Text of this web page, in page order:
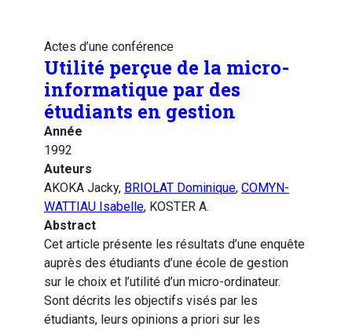
Actes d’une conférence
Utilité perçue de la micro-
informatique par des
étudiants en gestion
Année
1992
Auteurs
AKOKA Jacky, BRIOLAT Dominique, COMYN-
WATTIAU Isabelle, KOSTER A.
Abstract
Cet article présente les résultats d’une enquête
auprès des étudiants d’une école de gestion
sur le choix et l’utilité d’un micro-ordinateur.
Sont décrits les objectifs visés par les
étudiants, leurs opinions a priori sur les